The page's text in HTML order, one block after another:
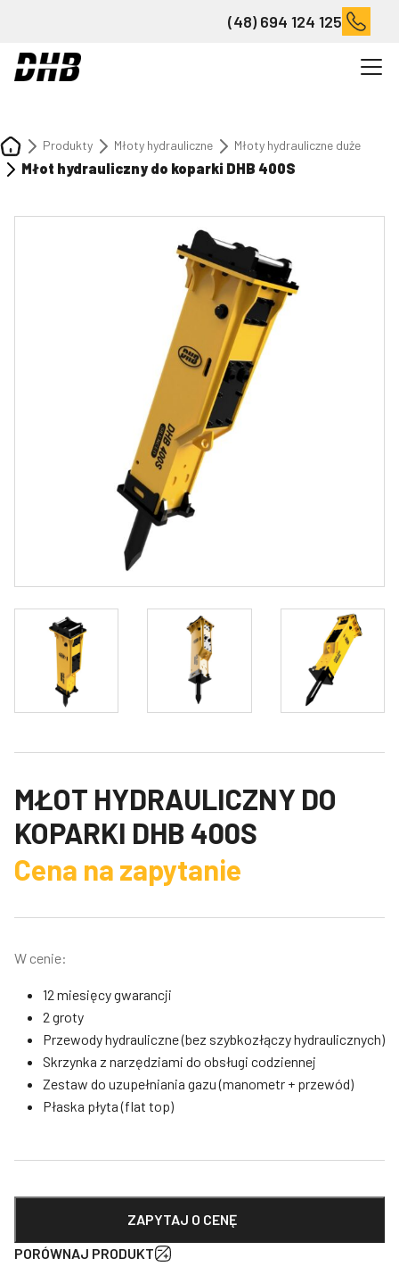
(48) 694 124 125
Produkty Młoty hydrauliczne Młoty hydrauliczne duże
Młot hydrauliczny do koparki DHB 400S
MŁOT HYDRAULICZNY DO
KOPARKI DHB 400S
Cena na zapytanie
W cenie:
12 miesięcy gwarancji
2 groty
Przewody hydrauliczne (bez szybkozłączy hydraulicznych)
Skrzynka z narzędziami do obsługi codziennej
Zestaw do uzupełniania gazu (manometr + przewód)
Płaska płyta (flat top)
ZAPYTAJ O CENĘ
PORÓWNAJ PRODUKT